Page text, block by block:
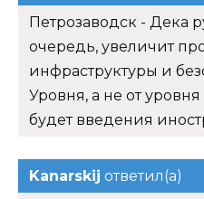
Петрозаводск - Дека
очередь, увеличит
инфраструктуры и
Уровня, а не от
будет введения
Kanarskij ответил(а)